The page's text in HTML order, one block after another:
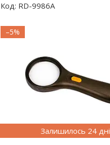
RD-9986A
Залишилось 24 дні
–5%